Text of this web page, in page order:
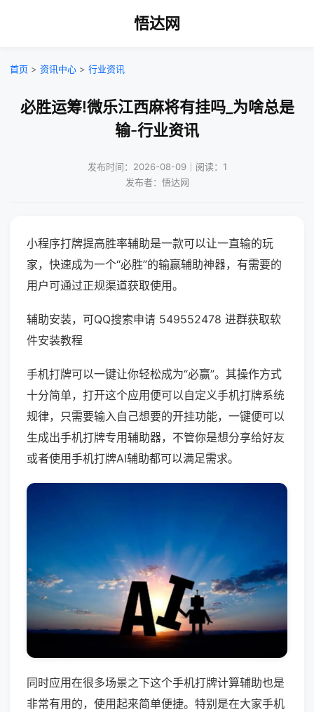
悟达网
首页 > 资讯中心 > 行业资讯
必胜运筹!微乐江西麻将有挂吗_为啥总是
输-行业资讯
发布时间：2026-08-09｜阅读：1
发布者：悟达网
小程序打牌提高胜率辅助是一款可以让一直输的玩
家，快速成为一个“必胜”的输赢辅助神器，有需要的
用户可通过正规渠道获取使用。
辅助安装，可QQ搜索申请 549552478 进群获取软
件安装教程
手机打牌可以一键让你轻松成为“必赢”。其操作方式
十分简单，打开这个应用便可以自定义手机打牌系统
规律，只需要输入自己想要的开挂功能，一键便可以
生成出手机打牌专用辅助器，不管你是想分享给好友
或者使用手机打牌AI辅助都可以满足需求。
同时应用在很多场景之下这个手机打牌计算辅助也是
非常有用的，使用起来简单便捷。特别是在大家手机